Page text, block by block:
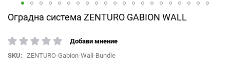
Оградна система ZENTURO GABION WALL
рейтинг:
Добави мнение
SKU
ZENTURO-Gabion-Wall-Bundle
Преминете
началото
на
галерия